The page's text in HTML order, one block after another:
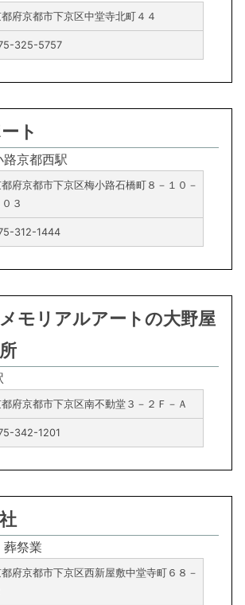
府京都市下京区中堂寺北町４４
325-5757
ト
京都西駅
府京都市下京区梅小路石橋町８－１０－
０３
312-1444
モリアルアートの大野屋
府京都市下京区南不動堂３－２Ｆ－Ａ
342-1201
葬祭業
府京都市下京区西新屋敷中堂寺町６８－